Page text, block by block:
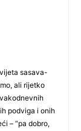
sasava-
ali rijetko
podviga i onih
– “pa dobro,